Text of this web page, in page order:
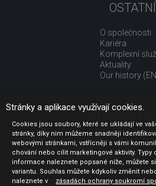
OSTATNÍ
O společnosti
Kariéra
Komplexní
Aktuality
Our history
UŽITEČNÉ
Jak nakupovat
Obchodní podmínky
GDPR - ochrana osobních údajů
Profil zadavatele
Sdělení před uzavřením kupní
Stránky a aplikace využívají cookies.
Cookies jsou soubory, které se ukládají ve
stránky, díky nim můžeme snadněji
webovými stránkami, vstřícněji s vámi
chování nebo cílit marketingové aktivity.
informace naleznete popsané níže, můžete
variantu. Souhlas můžete kdykoliv změnit
naleznete v
zásadách ochrany soukromí